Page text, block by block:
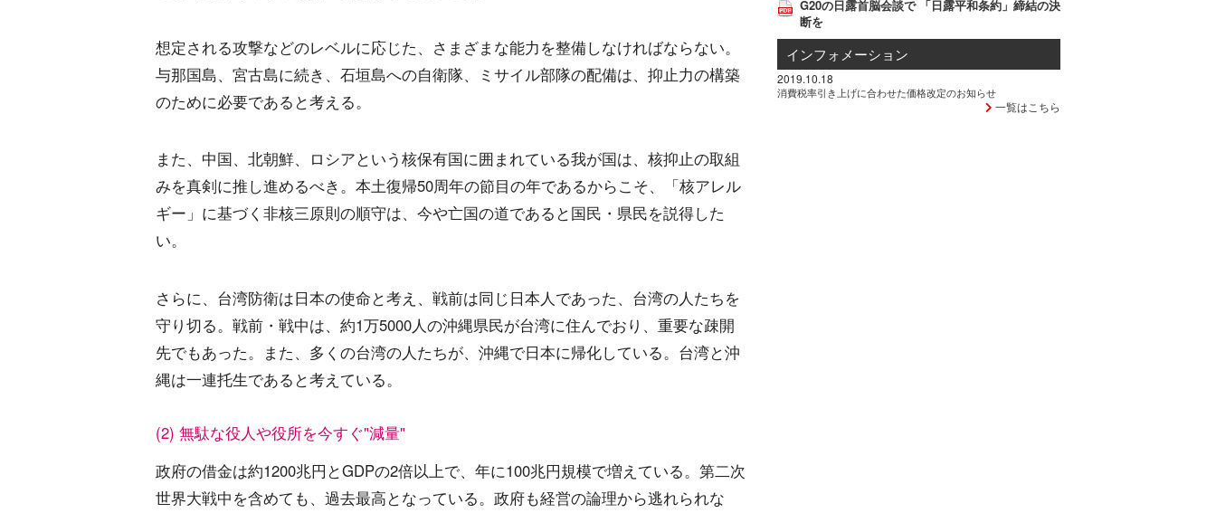
想定される攻撃などのレベルに応じた、さまざまな能力を整備しなければならない。
与那国島、宮古島に続き、石垣島への自衛隊、ミサイル部隊の配備は、抑止力の構築
のために必要であると考える。
また、中国、北朝鮮、ロシアという核保有国に囲まれている我が国は、核抑止の取組
みを真剣に推し進めるべき。本土復帰50周年の節目の年であるからこそ、「核アレル
ギー」に基づく非核三原則の順守は、今や亡国の道であると国民・県民を説得した
い。
さらに、台湾防衛は日本の使命と考え、戦前は同じ日本人であった、台湾の人たちを
守り切る。戦前・戦中は、約1万5000人の沖縄県民が台湾に住んでおり、重要な疎開
先でもあった。また、多くの台湾の人たちが、沖縄で日本に帰化している。台湾と沖
縄は一連托生であると考えている。
(2) 無駄な役人や役所を今すぐ"減量"
政府の借金は約1200兆円とGDPの2倍以上で、年に100兆円規模で増えている。第二次
世界大戦中を含めても、過去最高となっている。政府も経営の論理から逃れられな
G20の日露首脳会談で 「日露平和条約」締結の決
断を
インフォメーション
2019.10.18
消費税率引き上げに合わせた価格改定のお知らせ
一覧はこちら